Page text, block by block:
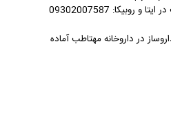
09302007587
در داروخانه مهتاطب آماده